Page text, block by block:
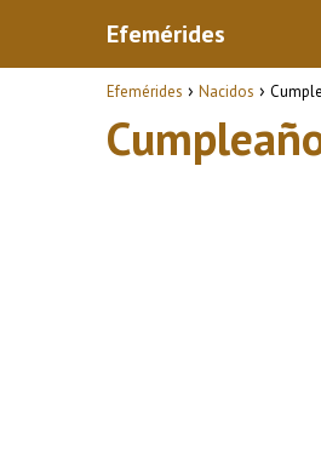
Efemérides
Efemérides Nacidos